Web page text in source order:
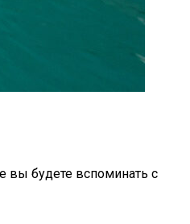
вы будете вспоминать с